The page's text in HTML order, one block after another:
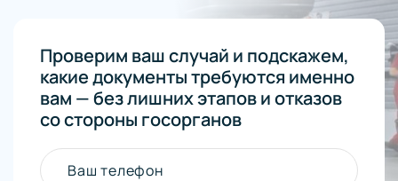
Проверим ваш случай и подскажем,
какие документы требуются именно
вам — без лишних этапов и отказов
со стороны госорганов
Ваш телефон